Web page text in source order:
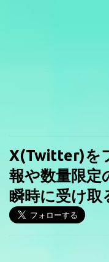
X(Twitter)を
報や数量限定
瞬時に受け取